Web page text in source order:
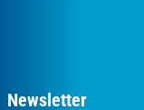
Newsletter